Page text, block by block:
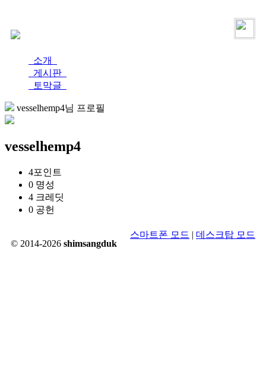
소개
게시판
토막글
vesselhemp4님 프로필
vesselhemp4
4포인트
0 명성
4 크레딧
0 공헌
© 2014-2026 shimsangduk
스마트폰 모드 | 데스크탑 모드